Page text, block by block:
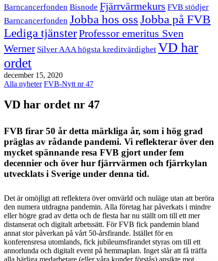
Barncancerfonden Bisnode Fjärrvärmekurs FVB stödjer
Barncancerfonden Jobba hos ossJobba på FVB
Lediga tjänsterProfessor emeritus Sven
Werner Silver AAA högsta kreditvärdighet VD har
ordet
december 15, 2020
Alla nyheter FVB-Nytt nr 47
VD har ordet nr 47
FVB firar 50 år detta märkliga år, som i hög grad
präglas av rådande pandemi. Vi reflekterar över den
mycket spännande resa FVB gjort under fem
decennier och över hur fjärrvärmen och fjärrkylan
utvecklats i Sverige under denna tid.
Det är omöjligt att reflektera över omvärld och nuläge utan att beröra
den numera utdragna pandemin. Alla företag har påverkats i mindre
eller högre grad av detta och de flesta har nu ställt om till ett mer
distanserat och digitalt arbetssätt. För FVB fick pandemin bland
annat stor påverkan på vårt 50-årsfirande. Istället för en
konferensresa utomlands, fick jubileumsfirandet styras om till ett
annorlunda och digitalt event på hemmaplan. Inget slår att få träffa
alla härliga medarbetare (eller våra kunder förstås) ansikte mot